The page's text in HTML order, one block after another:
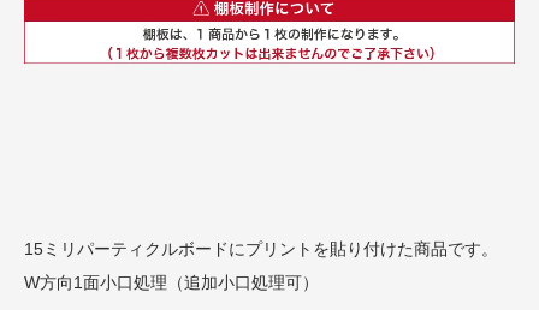
15ミリパーティクルボードにプリントを貼り付けた商品です。
W方向1面小口処理（追加小口処理可）